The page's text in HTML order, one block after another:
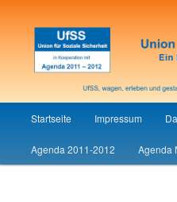
UfSS
Zum
Inhalt
Startseite Impressum
Agenda 2011-2012 Agenda